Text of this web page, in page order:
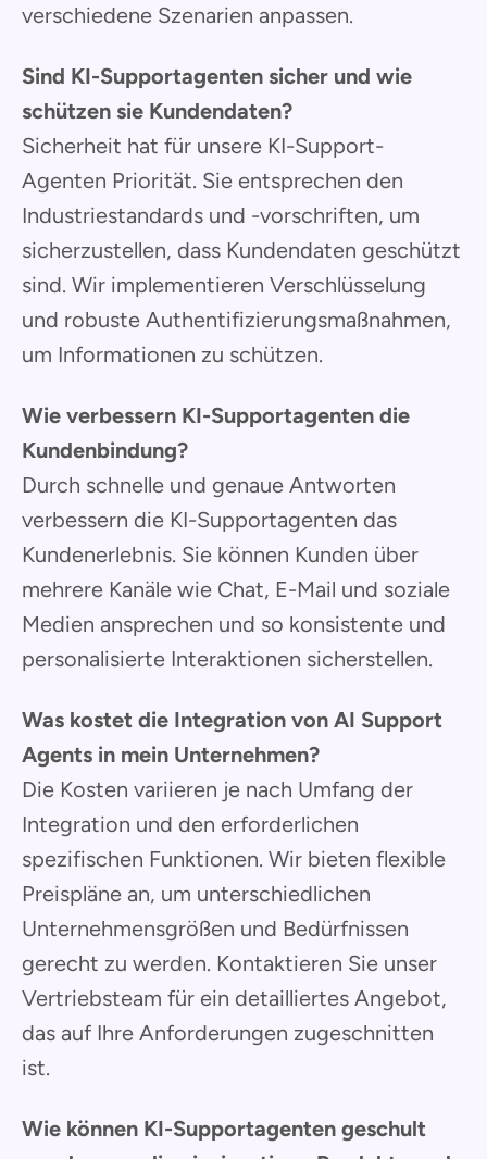
verschiedene Szenarien anpassen.
Sind KI-Supportagenten sicher und wie
schützen sie Kundendaten?
Sicherheit hat für unsere KI-Support-
Agenten Priorität. Sie entsprechen den
Industriestandards und -vorschriften, um
sicherzustellen, dass Kundendaten geschützt
sind. Wir implementieren Verschlüsselung
und robuste Authentifizierungsmaßnahmen,
um Informationen zu schützen.
Wie verbessern KI-Supportagenten die
Kundenbindung?
Durch schnelle und genaue Antworten
verbessern die KI-Supportagenten das
Kundenerlebnis. Sie können Kunden über
mehrere Kanäle wie Chat, E-Mail und soziale
Medien ansprechen und so konsistente und
personalisierte Interaktionen sicherstellen.
Was kostet die Integration von AI Support
Agents in mein Unternehmen?
Die Kosten variieren je nach Umfang der
Integration und den erforderlichen
spezifischen Funktionen. Wir bieten flexible
Preispläne an, um unterschiedlichen
Unternehmensgrößen und Bedürfnissen
gerecht zu werden. Kontaktieren Sie unser
Vertriebsteam für ein detailliertes Angebot,
das auf Ihre Anforderungen zugeschnitten
ist.
Wie können KI-Supportagenten geschult